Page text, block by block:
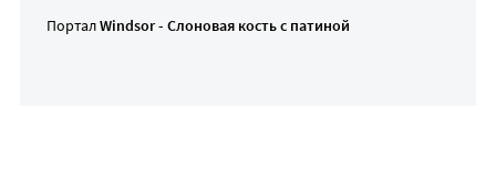
ПорталWindsor - Слоновая кость с патиной